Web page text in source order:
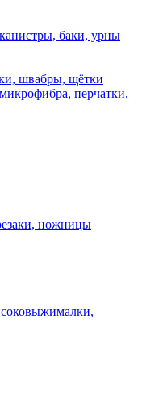
баки, урны
швабры, щётки
перчатки,
ножницы